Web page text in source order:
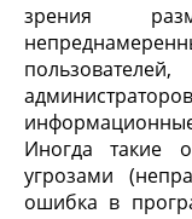
зрения
Иногда такие
угрозами
ошибка в